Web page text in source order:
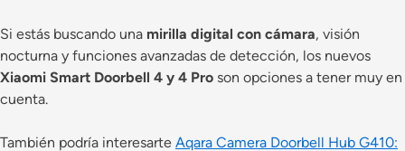
Si estás buscando una mirilla digital con cámara, visión
nocturna y funciones avanzadas de detección, los nuevos
Xiaomi Smart Doorbell 4 y 4 Pro son opciones a tener muy en
cuenta.
También podría interesarte Aqara Camera Doorbell Hub G410: